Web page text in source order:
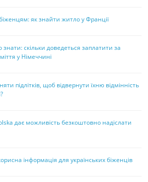
як знайти житло у Франції
знати: скільки доведеться заплатити за
у Німеччині
підлітків, щоб відвернути їхню відмінність
дає можливість безкоштовно надіслати
інформація для українських біженців